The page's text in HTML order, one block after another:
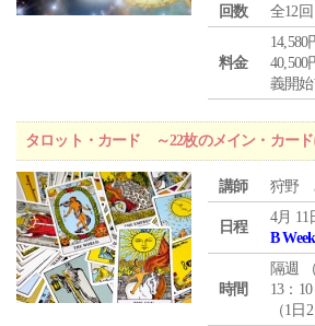
回数
全12回
料金
義開始
タロット・カード ～22枚のメイン・カー
講師 狩野
日程
4月 11
B Week
時間
隔週 （
13：
（1日